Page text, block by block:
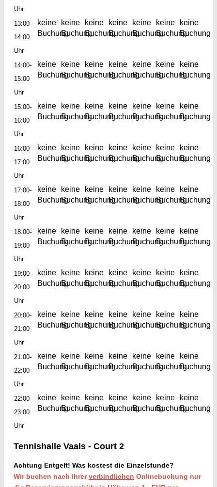
Uhr
13:00-
14:00
Uhr
keine
Buchung
keine
Buchung
keine
Buchung
keine
Buchung
keine
Buchung
keine
Buchung
keine
Buchung
14:00-
15:00
Uhr
keine
Buchung
keine
Buchung
keine
Buchung
keine
Buchung
keine
Buchung
keine
Buchung
keine
Buchung
15:00-
16:00
Uhr
keine
Buchung
keine
Buchung
keine
Buchung
keine
Buchung
keine
Buchung
keine
Buchung
keine
Buchung
16:00-
17:00
Uhr
keine
Buchung
keine
Buchung
keine
Buchung
keine
Buchung
keine
Buchung
keine
Buchung
keine
Buchung
17:00-
18:00
Uhr
keine
Buchung
keine
Buchung
keine
Buchung
keine
Buchung
keine
Buchung
keine
Buchung
keine
Buchung
18:00-
19:00
Uhr
keine
Buchung
keine
Buchung
keine
Buchung
keine
Buchung
keine
Buchung
keine
Buchung
keine
Buchung
19:00-
20:00
Uhr
keine
Buchung
keine
Buchung
keine
Buchung
keine
Buchung
keine
Buchung
keine
Buchung
keine
Buchung
20:00-
21:00
Uhr
keine
Buchung
keine
Buchung
keine
Buchung
keine
Buchung
keine
Buchung
keine
Buchung
keine
Buchung
21:00-
22:00
Uhr
keine
Buchung
keine
Buchung
keine
Buchung
keine
Buchung
keine
Buchung
keine
Buchung
keine
Buchung
22:00-
23:00
Uhr
keine
Buchung
keine
Buchung
keine
Buchung
keine
Buchung
keine
Buchung
keine
Buchung
keine
Buchung
Tennishalle Vaals - Court 2
Achtung Entgelt! Was kostest die Einzelstunde?
Wir buchen nach ihrerverbindlichen Onlinebuchung nur